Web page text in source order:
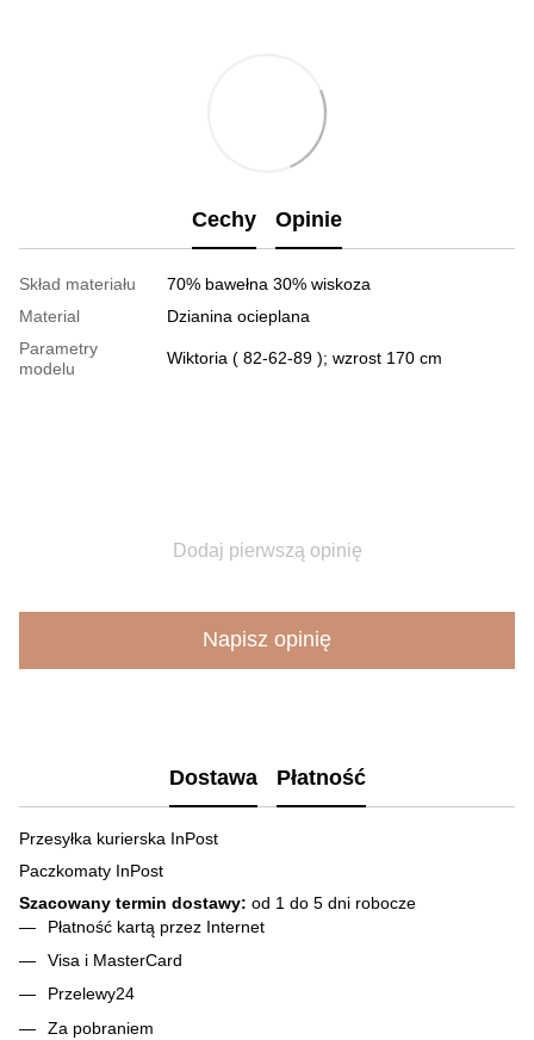
Cechy Opinie
Skład materiału
70% bawełna 30% wiskoza
Material
Dzianina ocieplana
Parametry
modelu
Wiktoria ( 82-62-89 ); wzrost 170 cm
Dodaj pierwszą opinię
Napisz opinię
Dostawa Płatność
Przesyłka kurierska InPost
Paczkomaty InPost
Szacowany termin dostawy: od 1 do 5 dni robocze
Płatność kartą przez Internet
Visa і MasterCard
Przelewy24
Za pobraniem